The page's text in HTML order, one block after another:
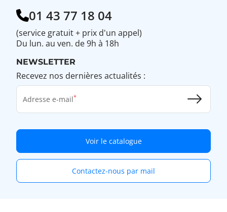
01 43 77 18 04
(service gratuit + prix d'un appel)
Du lun. au ven. de 9h à 18h
NEWSLETTER
Recevez nos dernières actualités :
Adresse e-mail
Voir le catalogue
Contactez-nous par mail